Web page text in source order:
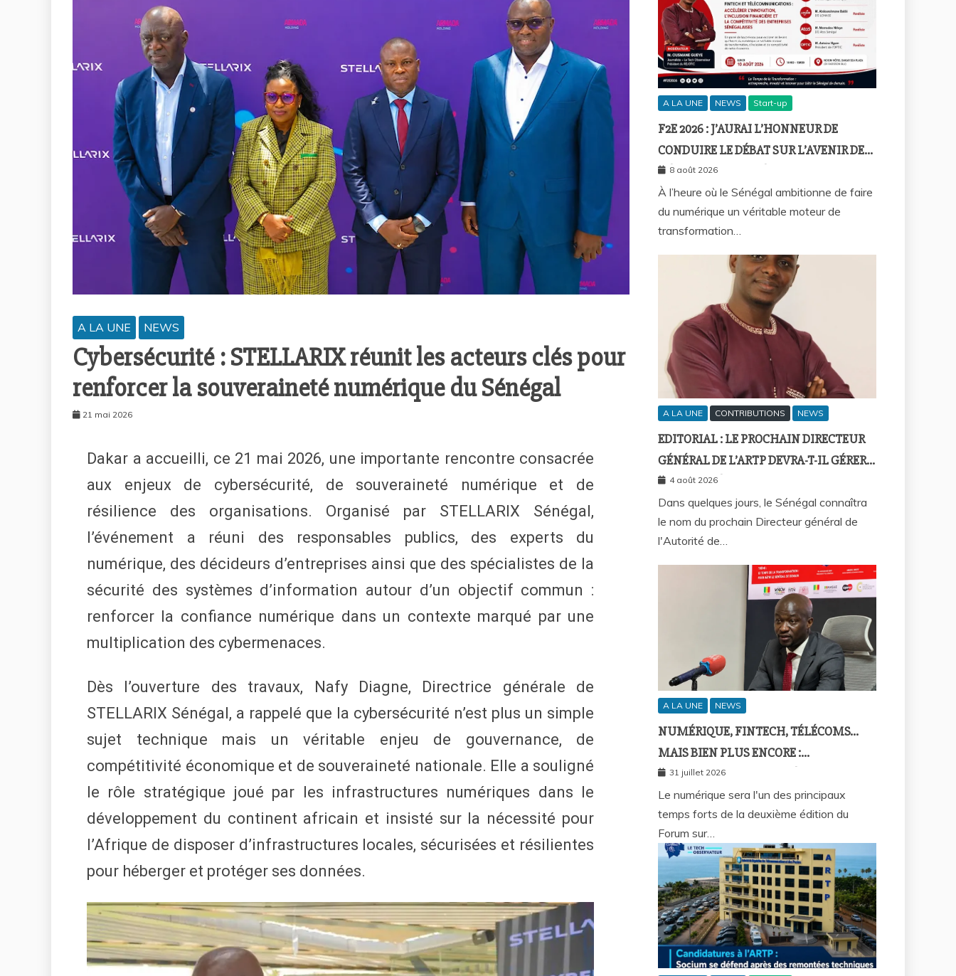
A LA UNE NEWS
Cybersécurité : STELLARIX réunit les acteurs clés pour
renforcer la souveraineté numérique du Sénégal
21 mai 2026
Dakar a accueilli, ce 21 mai 2026, une importante rencontre consacrée
aux enjeux de cybersécurité, de souveraineté numérique et de
résilience des organisations. Organisé par STELLARIX Sénégal,
l’événement a réuni des responsables publics, des experts du
numérique, des décideurs d’entreprises ainsi que des spécialistes de la
sécurité des systèmes d’information autour d’un objectif commun :
renforcer la confiance numérique dans un contexte marqué par une
multiplication des cybermenaces.
Dès l’ouverture des travaux, Nafy Diagne, Directrice générale de
STELLARIX Sénégal, a rappelé que la cybersécurité n’est plus un simple
sujet technique mais un véritable enjeu de gouvernance, de
compétitivité économique et de souveraineté nationale. Elle a souligné
le rôle stratégique joué par les infrastructures numériques dans le
développement du continent africain et insisté sur la nécessité pour
l’Afrique de disposer d’infrastructures locales, sécurisées et résilientes
pour héberger et protéger ses données.
A LA UNE NEWS Start-up
F2E 2026 : J’AURAI L’HONNEUR DE
CONDUIRE LE DÉBAT SUR L’AVENIR DE
L’ÉCONOMIE NUMÉRIQUE
SÉNÉGALAISE
8 août 2026
À l’heure où le Sénégal ambitionne de faire
du numérique un véritable moteur de
transformation…
A LA UNE CONTRIBUTIONS NEWS
EDITORIAL : LE PROCHAIN DIRECTEUR
GÉNÉRAL DE L’ARTP DEVRA-T-IL GÉRER
LE MARCHÉ D’HIER OU CELUI DE
DEMAIN ?
4 août 2026
Dans quelques jours, le Sénégal connaîtra
le nom du prochain Directeur général de
l'Autorité de…
A LA UNE NEWS
NUMÉRIQUE, FINTECH, TÉLÉCOMS…
MAIS BIEN PLUS ENCORE :
SEPTAFRIQUE GROUPE RÉUNIRA LE
GOTHA DE L’ÉCONOMIE SÉNÉGALAISE
LE 10 AOÛT À DAKAR
31 juillet 2026
Le numérique sera l'un des principaux
temps forts de la deuxième édition du
Forum sur…